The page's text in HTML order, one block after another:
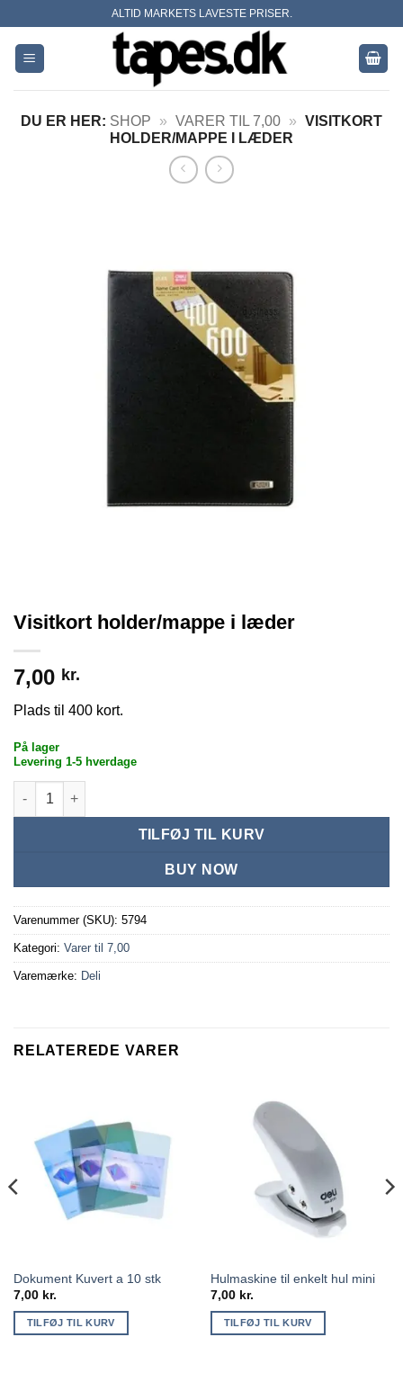
content
ALTID MARKETS LAVESTE PRISER.
DU ER HER: SHOP » VARER TIL 7,00 » VISITKORT
HOLDER/MAPPE I LÆDER
Visitkort holder/mappe i læder
7,00 kr.
Plads til 400 kort.
På lager
Levering 1-5 hverdage
Visitkort holder/mappe i læder antal
TILFØJ TIL KURV
BUY NOW
Varenummer (SKU): 5794
Kategori: Varer til 7,00
Varemærke: Deli
RELATEREDE VARER
Dokument Kuvert a 10 stk
7,00 kr.
TILFØJ TIL KURV
Hulmaskine til enkelt hul mini
7,00 kr.
TILFØJ TIL KURV